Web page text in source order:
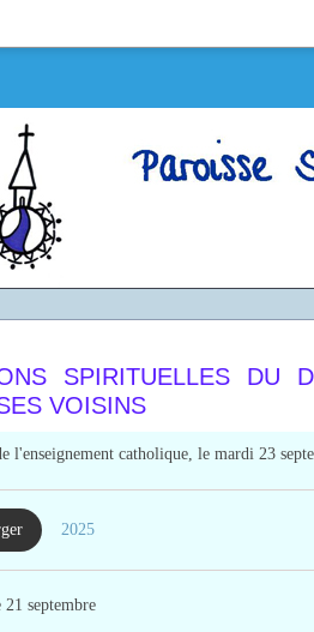
SPIRITUELLES DU
VOISINS
l'enseignement catholique, le mardi 23
2025
septembre